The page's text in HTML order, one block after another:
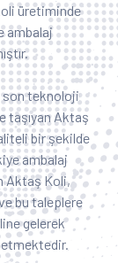
üretiminde
ambalaj
son teknoloji
taşıyan Aktaş
bir şekilde
ambalaj
Aktaş Koli,
bu taleplere
gelerek
etmektedir.